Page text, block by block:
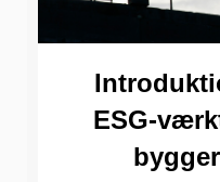
ESG-